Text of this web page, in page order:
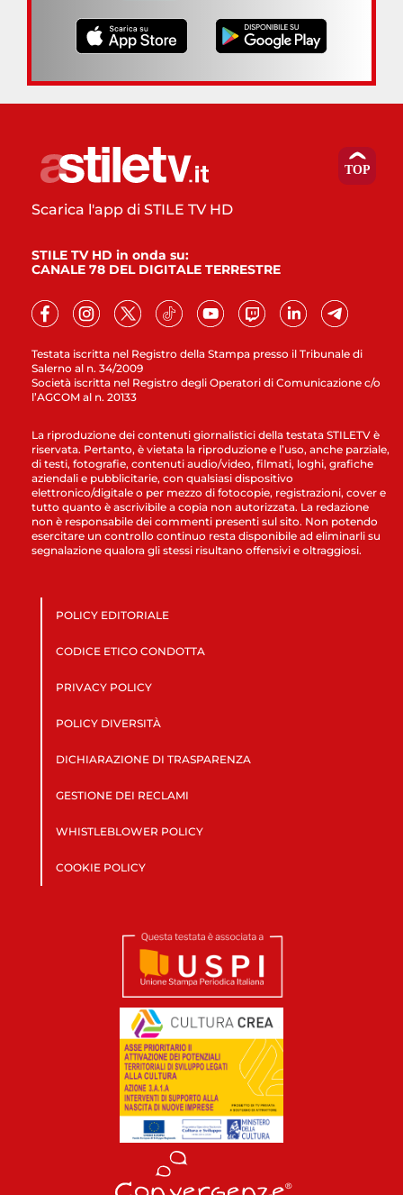
Testata iscritta nel Registro della Stampa presso il Tribunale di
Salerno al n. 34/2009
Società iscritta nel Registro degli Operatori di Comunicazione c/o
l’AGCOM al n. 20133
Scarica l'app di STILE TV HD
STILE TV HD in onda su:
CANALE 78 DEL DIGITALE TERRESTRE
La riproduzione dei contenuti giornalistici della testata STILETV è
riservata. Pertanto, è vietata la riproduzione e l’uso, anche parziale,
di testi, fotografie, contenuti audio/video, filmati, loghi, grafiche
aziendali e pubblicitarie, con qualsiasi dispositivo
elettronico/digitale o per mezzo di fotocopie, registrazioni, cover e
tutto quanto è ascrivibile a copia non autorizzata. La redazione
non è responsabile dei commenti presenti sul sito. Non potendo
esercitare un controllo continuo resta disponibile ad eliminarli su
segnalazione qualora gli stessi risultano offensivi e oltraggiosi.
POLICY EDITORIALE
CODICE ETICO CONDOTTA
PRIVACY POLICY
POLICY DIVERSITÀ
DICHIARAZIONE DI TRASPARENZA
GESTIONE DEI RECLAMI
WHISTLEBLOWER POLICY
COOKIE POLICY